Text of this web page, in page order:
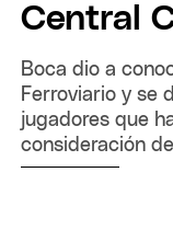
Central
Boca dio a
Ferroviario y se
jugadores que
consideración